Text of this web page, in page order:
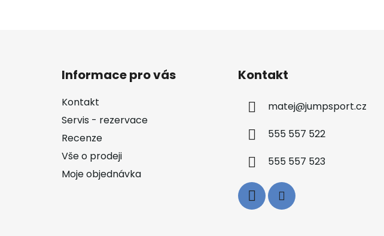
Informace pro vás
Kontakt
Servis - rezervace
Recenze
Vše o prodeji
Moje objednávka
Kontakt
matej@jumpsport.cz
555 557 522
555 557 523